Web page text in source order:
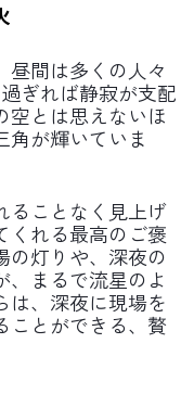
昼間は多くの人々
ぎれば静寂が支配
空とは思えないほ
角が輝いていま
ることなく見上げ
くれる最高のご褒
の灯りや、深夜の
、まるで流星のよ
は、深夜に現場を
ことができる、贅